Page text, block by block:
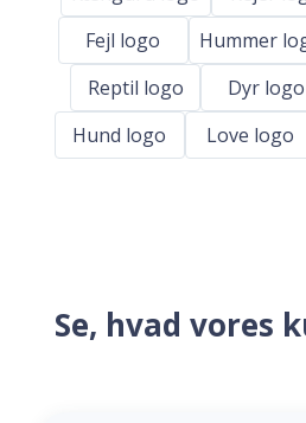
Fejl logo
Hummer
Reptil logo
Dyr logo
Hund logo
Love logo
Se, hvad vores